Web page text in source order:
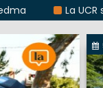
La UCR